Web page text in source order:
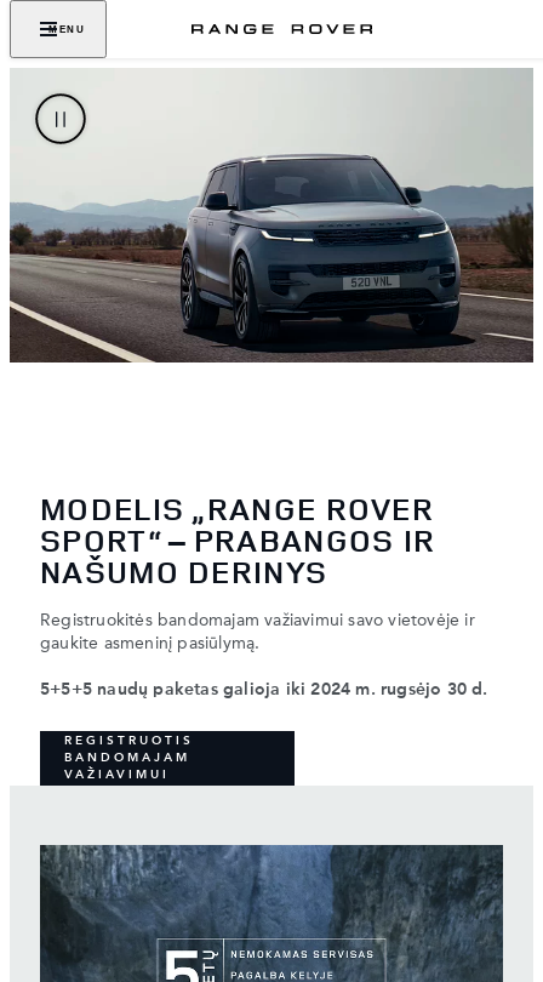
MENU
MODELIS „RANGE ROVER
SPORT“ – PRABANGOS IR
NAŠUMO DERINYS
Registruokitės bandomajam važiavimui savo vietovėje ir
gaukite asmeninį pasiūlymą.
5+5+5 naudų paketas galioja iki 2024 m. rugsėjo 30 d.
REGISTRUOTIS
BANDOMAJAM
VAŽIAVIMUI